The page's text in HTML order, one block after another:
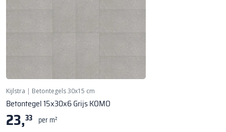
Kijlstra | Betontegels 30x15 cm
Betontegel 15x30x6 Grijs KOMO
23,33 per m²